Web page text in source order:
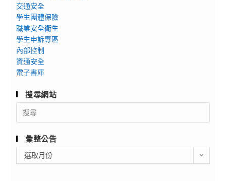
交通安全
學生團體保險
職業安全衛生
學生申訴專區
內部控制
資通安全
電子書庫
搜尋網站
Search
for:
彙整公告
整
選取月份